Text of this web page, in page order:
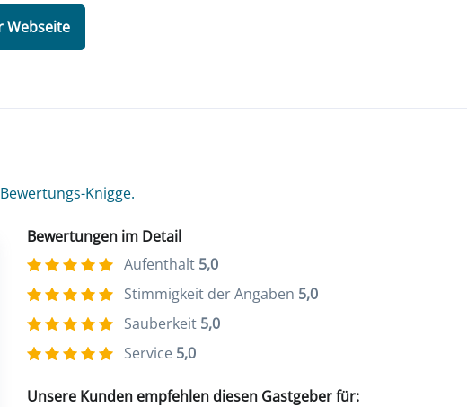
Webseite
Knigge.
Bewertungen im Detail
Aufenthalt 5,0
Stimmigkeit der Angaben 5,0
Sauberkeit 5,0
Service 5,0
Unsere Kunden empfehlen diesen Gastgeber für: